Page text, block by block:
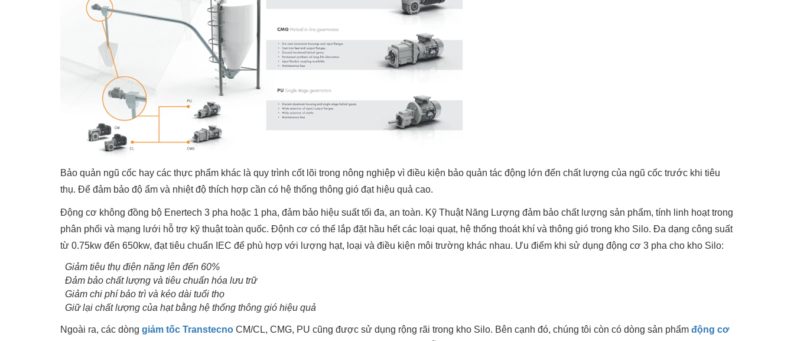
Bảo quản ngũ cốc hay các thực phẩm khác là quy trình cốt lõi trong nông nghiệp vì điều kiện bảo quản tác động lớn đến chất lượng của ngũ cốc trước khi tiêu
thụ. Để đảm bảo độ ẩm và nhiệt độ thích hợp cần có hệ thống thông gió đạt hiệu quả cao.
Động cơ không đồng bộ Enertech 3 pha hoặc 1 pha, đảm bảo hiệu suất tối đa, an toàn. Kỹ Thuật Năng Lượng đảm bảo chất lượng sản phẩm, tính linh hoạt trong
phân phối và mạng lưới hỗ trợ kỹ thuật toàn quốc. Độnh cơ có thể lắp đặt hầu hết các loại quạt, hệ thống thoát khí và thông gió trong kho Silo. Đa dạng công suất
từ 0.75kw đến 650kw, đạt tiêu chuẩn IEC để phù hợp với lượng hạt, loại và điều kiện môi trường khác nhau. Ưu điểm khi sử dụng động cơ 3 pha cho kho Silo:
Giảm tiêu thụ điện năng lên đến 60%
Đảm bảo chất lượng và tiêu chuẩn hóa lưu trữ
Giảm chi phí bảo trì và kéo dài tuổi thọ
Giữ lại chất lượng của hạt bằng hệ thống thông gió hiệu quả
Ngoài ra, các dòng giảm tốc Transtecno CM/CL, CMG, PU cũng được sử dụng rộng rãi trong kho Silo. Bên cạnh đó, chúng tôi còn có dòng sản phẩm động cơ